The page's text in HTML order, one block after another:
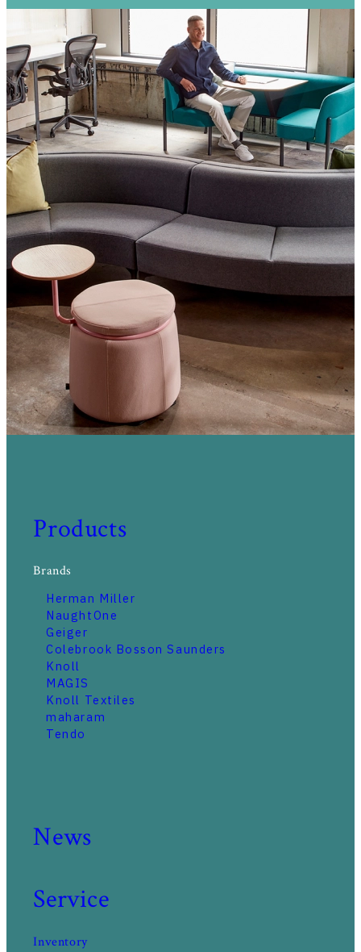
Products
Brands
Herman Miller
NaughtOne
Geiger
Colebrook Bosson Saunders
Knoll
MAGIS
Knoll Textiles
maharam
Tendo
News
Service
Inventory